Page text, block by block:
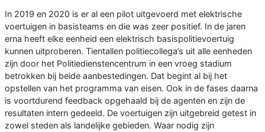
In 2019 en 2020 is er al een pilot uitgevoerd met elektrische
voertuigen in basisteams en die was zeer positief. In de jaren
erna heeft elke eenheid een elektrisch basispolitievoertuig
kunnen uitproberen. Tientallen politiecollega’s uit alle eenheden
zijn door het Politiedienstencentrum in een vroeg stadium
betrokken bij beide aanbestedingen. Dat begint al bij het
opstellen van het programma van eisen. Ook in de fases daarna
is voortdurend feedback opgehaald bij de agenten en zijn de
resultaten intern gedeeld. De voertuigen zijn uitgebreid getest in
zowel steden als landelijke gebieden. Waar nodig zijn